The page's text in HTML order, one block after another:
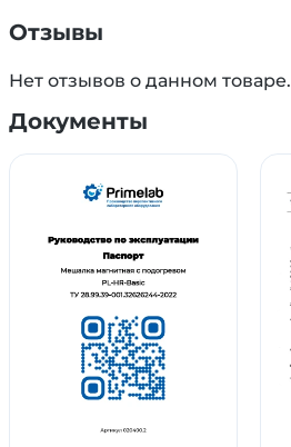
Отзывы
Нет отзывов о данном товаре.
Документы